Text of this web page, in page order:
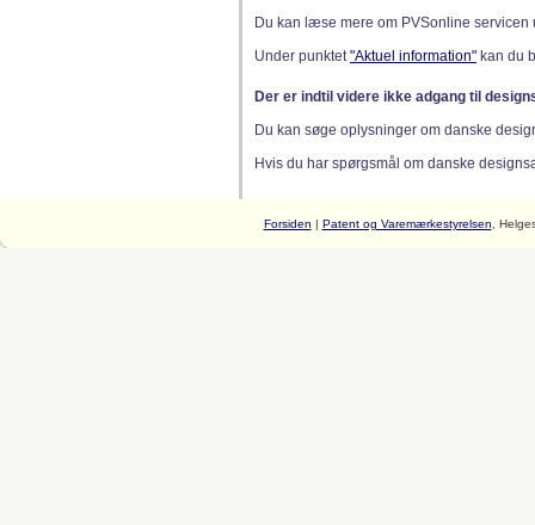
Du kan læse mere om PVSonline
Under punktet"Aktuel information" kan du
Der er indtil videre ikke adgang til
Du kan søge oplysninger om danske
Hvis du har spørgsmål om danske
Forsiden | Patent og Varemærkestyrelsen ,